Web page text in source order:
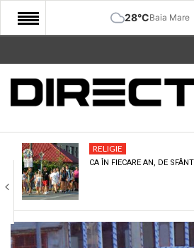
28°CBaia Mare
START
COMUNITATE
CULTURA
ECONOMIE
SANATATE
SPORT
RELIGIE
CA ÎN FIECARE AN, DE